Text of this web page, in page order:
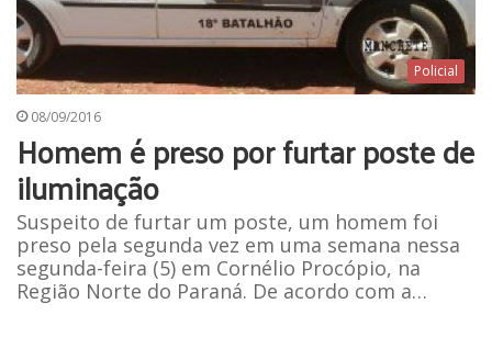
Policial
08/09/2016
Homem é preso por furtar poste de
iluminação
Suspeito de furtar um poste, um homem foi
preso pela segunda vez em uma semana nessa
segunda-feira (5) em Cornélio Procópio, na
Região Norte do Paraná. De acordo com a…